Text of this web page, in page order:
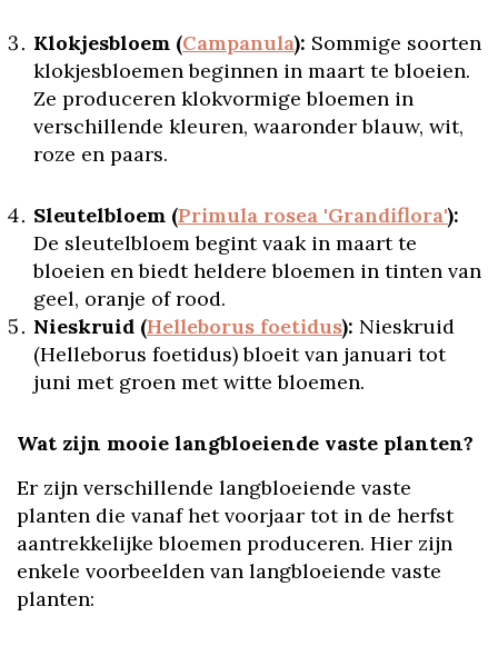
Klokjesbloem (Campanula): Sommige soorten
klokjesbloemen beginnen in maart te bloeien.
Ze produceren klokvormige bloemen in
verschillende kleuren, waaronder blauw, wit,
roze en paars.
Sleutelbloem (Primula rosea 'Grandiflora'):
De sleutelbloem begint vaak in maart te
bloeien en biedt heldere bloemen in tinten van
geel, oranje of rood.
Nieskruid (Helleborus foetidus): Nieskruid
(Helleborus foetidus) bloeit van januari tot
juni met groen met witte bloemen.
Wat zijn mooie langbloeiende vaste planten?
Er zijn verschillende langbloeiende vaste
planten die vanaf het voorjaar tot in de herfst
aantrekkelijke bloemen produceren. Hier zijn
enkele voorbeelden van langbloeiende vaste
planten: